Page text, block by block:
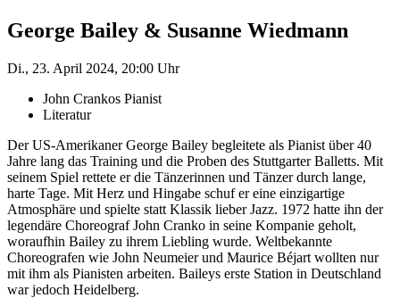
George Bailey & Susanne Wiedmann
Di., 23. April 2024, 20:00 Uhr
John Crankos Pianist
Literatur
Der US-Amerikaner George Bailey begleitete als Pianist über 40
Jahre lang das Training und die Proben des Stuttgarter Balletts. Mit
seinem Spiel rettete er die Tänzerinnen und Tänzer durch lange,
harte Tage. Mit Herz und Hingabe schuf er eine einzigartige
Atmosphäre und spielte statt Klassik lieber Jazz. 1972 hatte ihn der
legendäre Choreograf John Cranko in seine Kompanie geholt,
woraufhin Bailey zu ihrem Liebling wurde. Weltbekannte
Choreografen wie John Neumeier und Maurice Béjart wollten nur
mit ihm als Pianisten arbeiten. Baileys erste Station in Deutschland
war jedoch Heidelberg.